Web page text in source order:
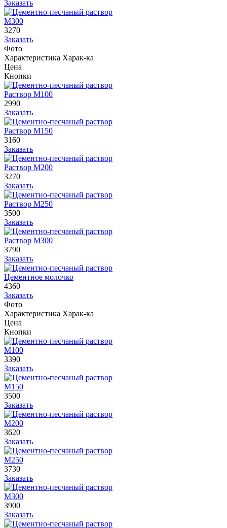
Заказать
М300
3270
Заказать
Фото
Характеристика Харак-ка
Цена
Кнопки
Раствор М100
2990
Заказать
Раствор М150
3160
Заказать
Раствор М200
3270
Заказать
Раствор М250
3500
Заказать
Раствор М300
3790
Заказать
Цементное молочко
4360
Заказать
Фото
Характеристика Харак-ка
Цена
Кнопки
М100
3390
Заказать
М150
3500
Заказать
М200
3620
Заказать
М250
3730
Заказать
М300
3900
Заказать